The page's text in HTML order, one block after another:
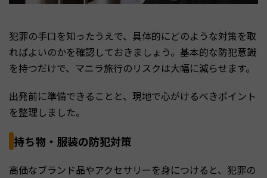
犯罪の手口を知ったうえで、具体的にどのような対策を取
ればよいのかを確認しておきましょう。基本的な防犯意識
を持つだけで、マニラ旅行のリスクは大幅に減らせます。
出発前に準備できることと、現地で心がけるべきポイント
を整理しました。
持ち物・服装の防犯対策
高価なブランド品やアクセサリーを身につけると、犯罪の